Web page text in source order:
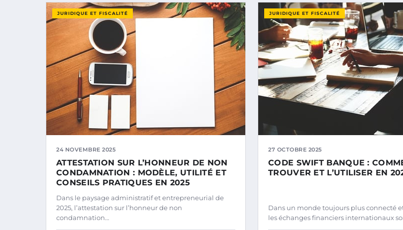
JURIDIQUE ET FISCALITÉ
24 NOVEMBRE 2025
ATTESTATION SUR L’HONNEUR DE NON
CONDAMNATION : MODÈLE, UTILITÉ ET
CONSEILS PRATIQUES EN 2025
Dans le paysage administratif et entrepreneurial de
2025, l’attestation sur l’honneur de non
condamnation…
JURIDIQUE ET FISCALITÉ
27 OCTOBRE 2025
CODE SWIFT BANQUE :
TROUVER ET L’UTILISER EN
Dans un monde toujours plus connecté
les échanges financiers internationaux